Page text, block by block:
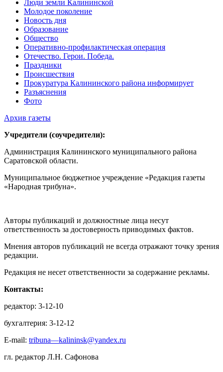
Люди земли Калининской
Молодое поколение
Новость дня
Образование
Общество
Оперативно-профилактическая операция
Отечество. Герои. Победа.
Праздники
Происшествия
Прокуратура Калининского района информирует
Разъяснения
Фото
Архив газеты
Учредители (соучредители):
Администрация Калининского муниципального района
Саратовской области.
Муниципальное бюджетное учреждение «Редакция газеты
«Народная трибуна».
Авторы публикаций и должностные лица несут
ответственность за достоверность приводимых фактов.
Мнения авторов публикаций не всегда отражают точку зрения
редакции.
Редакция не несет ответственности за содержание рекламы.
Контакты:
редактор: 3-12-10
бухгалтерия: 3-12-12
E-mail: tribuna—kalininsk@yandex.ru
гл. редактор Л.Н. Сафонова